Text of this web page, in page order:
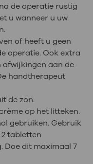
de operatie rustig
u wanneer u uw
of heeft u geen
operatie. Ook extra
afwijkingen aan de
handtherapeut
de zon.
op het litteken.
gebruiken. Gebruik
tabletten
Doe dit maximaal 7